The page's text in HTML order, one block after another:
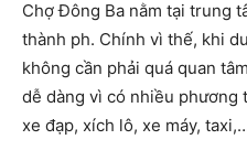
Chợ Đông Ba nằm tại trung
thành ph. Chính vì thế, khi
không cần phải quá quan
dễ dàng vì có nhiều
xe đạp, xích lô, xe máy,